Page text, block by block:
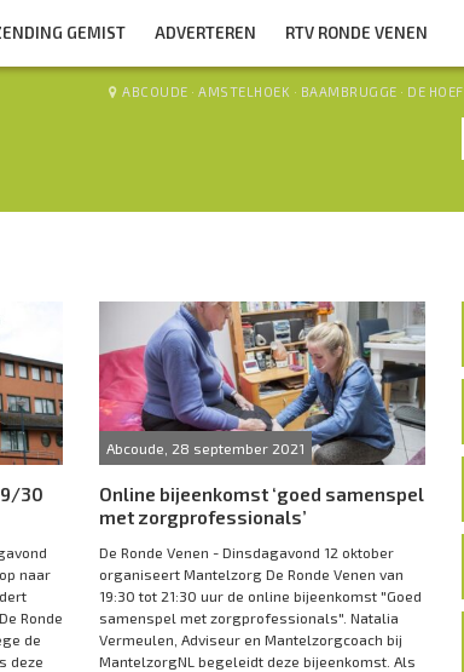
GEMIST ADVERTEREN RTV RONDE VENEN
ABCOUDE · AMSTELHOEK · BAAMBRUGGE · DE HOEF
30
naar
Ronde
de
deze
Abcoude, 28 september 2021
Online bijeenkomst ‘goed samenspel
met zorgprofessionals’
De Ronde Venen - Dinsdagavond 12 oktober
organiseert Mantelzorg De Ronde Venen van
19:30 tot 21:30 uur de online bijeenkomst "Goed
samenspel met zorgprofessionals". Natalia
Vermeulen, Adviseur en Mantelzorgcoach bij
MantelzorgNL begeleidt deze bijeenkomst. Als